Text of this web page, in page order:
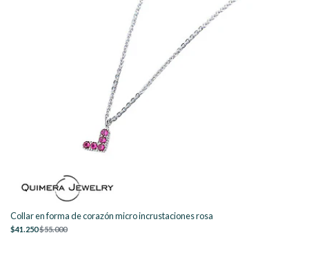
Collar en forma de corazón micro incrustaciones rosa
$41.250$55.000